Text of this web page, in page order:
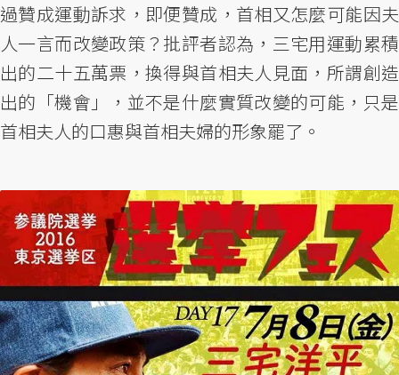
過贊成運動訴求，即便贊成，首相又怎麼可能因夫
人一言而改變政策？批評者認為，三宅用運動累積
出的二十五萬票，換得與首相夫人見面，所謂創造
出的「機會」，並不是什麼實質改變的可能，只是
首相夫人的口惠與首相夫婦的形象罷了。